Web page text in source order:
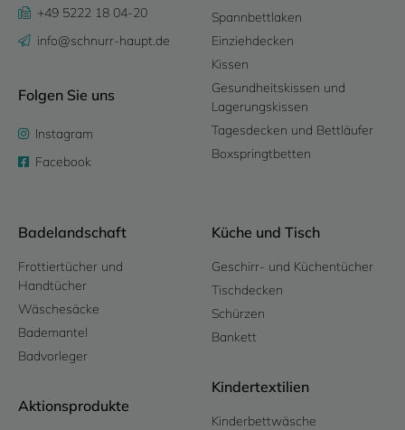
+49 5222 18 04-20
info@schnurr-haupt.de
Folgen Sie uns
Instagram
Facebook
Spannbettlaken
Einziehdecken
Kissen
Gesundheitskissen und
Lagerungskissen
Tagesdecken und Bettläufer
Boxspringtbetten
Badelandschaft
Frottiertücher und
Handtücher
Wäschesäcke
Bademantel
Badvorleger
Aktionsprodukte
Küche und Tisch
Geschirr- und Küchentücher
Tischdecken
Schürzen
Bankett
Kindertextilien
Kinderbettwäsche